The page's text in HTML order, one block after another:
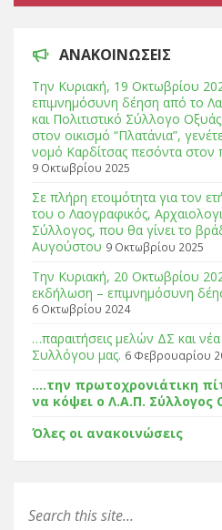
ΑΝΑΚΟΙΝΩΣΕΙΣ
Tην Κυριακή, 19 Οκτωβρίου
επιμνημόσυνη δέηση από το
και Πολιτιστικό Σύλλογο
στον οικισμό “Πλατάνια”,
νομό Καρδίτσας πεσόντα στον
9 Οκτωβρίου 2025
Σε πλήρη ετοιμότητα για τον
του ο Λαογραφικός,
Σύλλογος, που θα γίνει το
Αυγούστου 9 Οκτωβρίου 2025
Tην Κυριακή, 20 Οκτωβρίου
εκδήλωση – επιμνημόσυνη
6 Οκτωβρίου 2024
…παραιτήσεις μελών ΔΣ και
Συλλόγου μας. 6 Φεβρουαρίου
….την πρωτοχρονιάτικη
να κόψει ο Λ.Α.Π. Σύλλογος
Όλες οι ανακοινώσεις